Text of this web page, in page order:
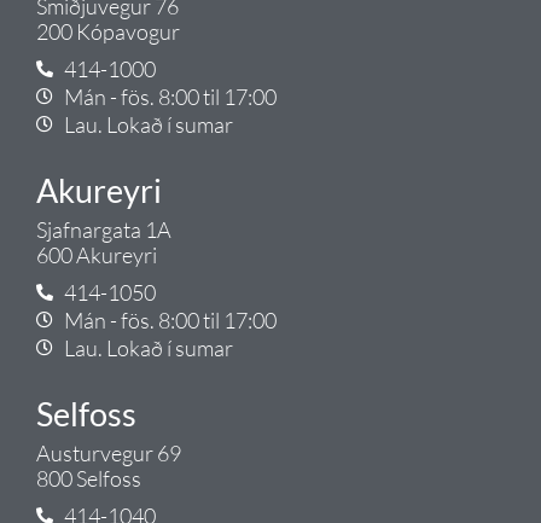
Smiðjuvegur 76
200 Kópavogur
414-1000
Mán - fös. 8:00 til 17:00
Lau. Lokað í sumar
Akureyri
Sjafnargata 1A
600 Akureyri
414-1050
Mán - fös. 8:00 til 17:00
Lau. Lokað í sumar
Selfoss
Austurvegur 69
800 Selfoss
414-1040